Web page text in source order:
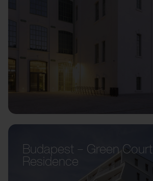
Budapest – Green Court
Residence